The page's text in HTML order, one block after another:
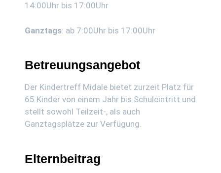
14:00Uhr bis 17:00Uhr
Ganztags: ab 7:00Uhr bis 17:00Uhr
Betreuungsangebot
Der Kindertreff Midale bietet zurzeit Platz für
65 Kinder von einem Jahr bis Schuleintritt und
stellt sowohl Teilzeit-, als auch
Ganztagsplätze zur Verfügung.
Elternbeitrag